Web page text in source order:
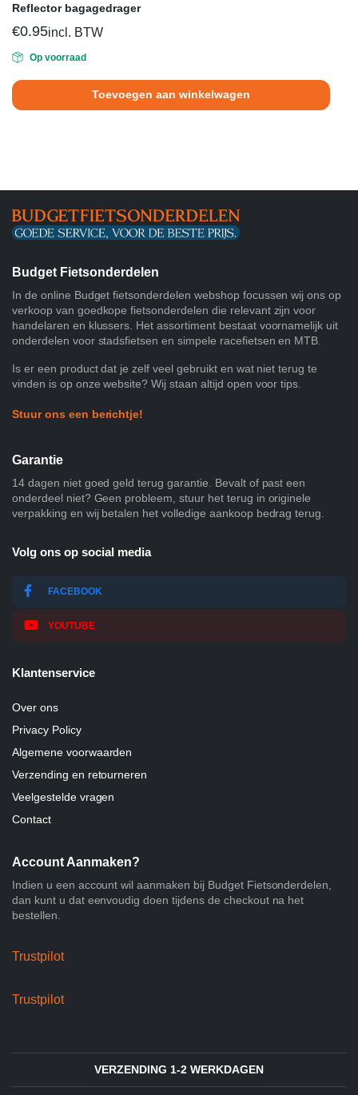
Reflector bagagedrager
€0.95incl. BTW
Op voorraad
Toevoegen aan winkelwagen
Budget Fietsonderdelen
In de online Budget fietsonderdelen webshop focussen wij ons op
verkoop van goedkope fietsonderdelen die relevant zijn voor
handelaren en klussers. Het assortiment bestaat voornamelijk uit
onderdelen voor stadsfietsen en simpele racefietsen en MTB.
Is er een product dat je zelf veel gebruikt en wat niet terug te
vinden is op onze website? Wij staan altijd open voor tips.
Stuur ons een berichtje!
Garantie
14 dagen niet goed geld terug garantie. Bevalt of past een
onderdeel niet? Geen probleem, stuur het terug in originele
verpakking en wij betalen het volledige aankoop bedrag terug.
Volg ons op social media
FACEBOOK
YOUTUBE
Klantenservice
Over ons
Privacy Policy
Algemene voorwaarden
Verzending en retourneren
Veelgestelde vragen
Contact
Account Aanmaken?
Indien u een account wil aanmaken bij Budget Fietsonderdelen,
dan kunt u dat eenvoudig doen tijdens de checkout na het
bestellen.
Trustpilot
Trustpilot
VERZENDING 1-2 WERKDAGEN